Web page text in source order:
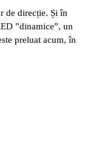
de direcție. Și în
”dinamice”, un
preluat acum, în